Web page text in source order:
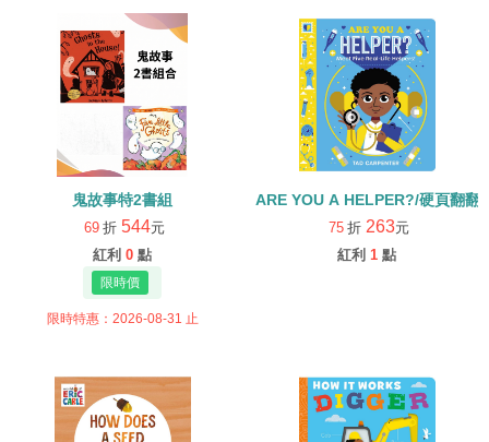
鬼故事特2書組
69 折 544元
紅利 0 點
限時特惠：2026-08-31 止
ARE YOU A HELPER?/硬頁翻翻
75 折 263元
紅利 1 點